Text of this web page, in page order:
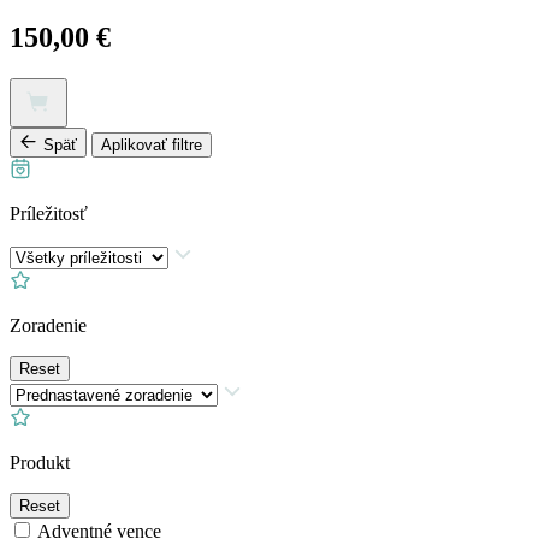
produktu.
150,00 €
Tento
má
viacero
si
vybrať
produktu.
Späť Aplikovať filtre
Príležitosť
Zoradenie
Reset
Produkt
Reset
Adventné vence